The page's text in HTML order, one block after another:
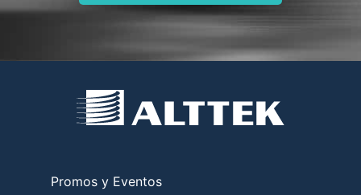
Promos y Eventos